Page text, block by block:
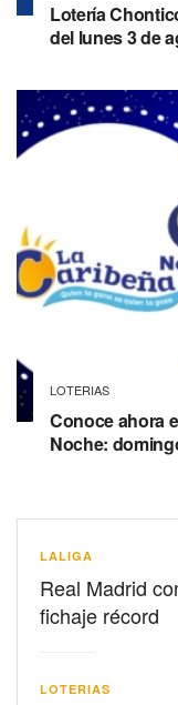
Lotería
del lunes 3 de
LOTERIAS
Conoce ahora
Noche:
LALIGA
Real Madrid
fichaje récord
LOTERIAS